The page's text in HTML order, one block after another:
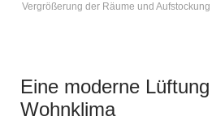
Vergrößerung der Räume und
Eine moderne
Wohnklima